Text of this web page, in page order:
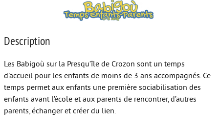
Sortir en famille
Place aux grands-parents
Description
Les Babigoù sur la Presqu’île de Crozon sont un temps
d’accueil pour les enfants de moins de 3 ans accompagnés. Ce
temps permet aux enfants une première sociabilisation des
enfants avant l’école et aux parents de rencontrer, d’autres
parents, échanger et créer du lien.